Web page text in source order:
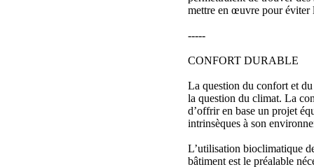
mettre en œuvre pour éviter
-----
CONFORT DURABLE
La question du confort et
la question du climat. La
d’offrir en base un projet
intrinsèques à son
L’utilisation bioclimatique
bâtiment est le préalable